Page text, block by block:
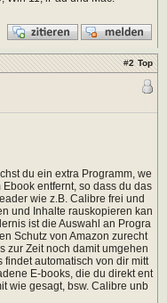
#2 Top
du ein extra Programm, we
entfernt, so dass du das
wie z.B. Calibre frei und
und Inhalte rauskopieren kan
ist die Auswahl an Progra
Schutz von Amazon zurecht
zur Zeit noch damit umgehen
findet automatisch von dir mitt
E-books, die du direkt ent
wie gesagt, bsw. Calibre unb